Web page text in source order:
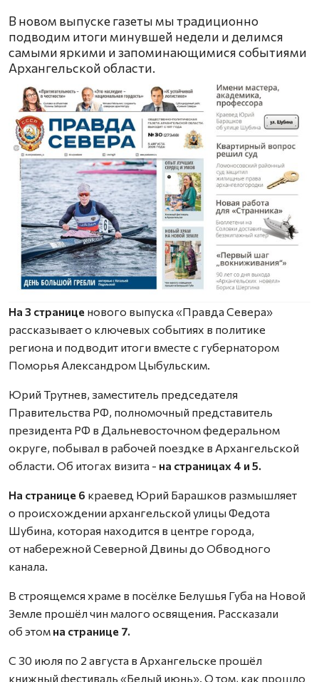
В новом выпуске газеты мы традиционно
подводим итоги минувшей недели и делимся
самыми яркими и запоминающимися событиями
Архангельской области.
На 3 странице нового выпуска «Правда Севера»
рассказывает о ключевых событиях в политике
региона и подводит итоги вместе с губернатором
Поморья Александром Цыбульским.
Юрий Трутнев, заместитель председателя
Правительства РФ, полномочный представитель
президента РФ в Дальневосточном федеральном
округе, побывал в рабочей поездке в Архангельской
области. Об итогах визита - на страницах 4 и 5.
На странице 6 краевед Юрий Барашков размышляет
о происхождении архангельской улицы Федота
Шубина, которая находится в центре города,
от набережной Северной Двины до Обводного
канала.
В строящемся храме в посёлке Белушья Губа на Новой
Земле прошёл чин малого освящения. Рассказали
об этом на странице 7.
С 30 июля по 2 августа в Архангельске прошёл
книжный фестиваль «Белый июнь». О том, как прошло